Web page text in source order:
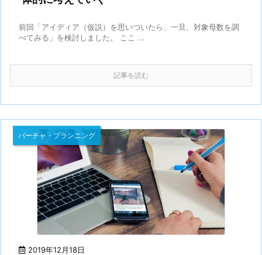
前回「アイディア（仮説）を思いついたら、一旦、対象母数を調
べてみる」を検討しました。 ここ ...
記事を読む
2019年12月18日
バーチャ・プランニング